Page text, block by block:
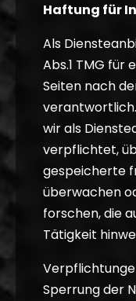
Haftung für
Als
Abs.1 TMG für
Seiten nach
verantwortlich.
wir als
verpflichtet,
gespeicherte
überwachen
forschen, die
Tätigkeit
Sperrung der